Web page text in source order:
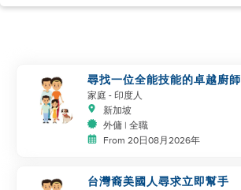
尋找一位全能技能的卓越廚師
家庭 - 印度人
新加坡
外傭 | 全職
From 20日08月2026年
台灣裔美國人尋求立即幫手